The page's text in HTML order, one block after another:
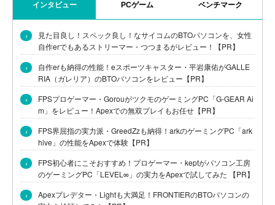
インタビュー PCゲーム ベンチマーク
›
見た目良し！スペック良し！なサイコムのBTOパソコンを、女性
自作erでもあるストリーマー・つつまるがレビュー！【PR】
›
自作erも納得の性能！eスポーツキャスター・平岩康佑がGALLE
RIA（ガレリア）のBTOパソコンをレビュー【PR】
›
FPSプロゲーマー・GorouがツクモのゲーミングPC「G-GEAR Ai
m」をレビュー！Apexでの無双プレイもお任せ【PR】
›
FPS界屈指の実力派・GreedZzも納得！arkのゲーミングPC「ark
hive」の性能をApexで体験【PR】
›
FPS初心者にこそおすすめ！プロゲーマー・keptがパソコン工房
のゲーミングPC「LEVEL∞」の実力をApexで試してみた 【PR】
›
Apexプレデター・Lightも大満足！FRONTIERのBTOパソコンの